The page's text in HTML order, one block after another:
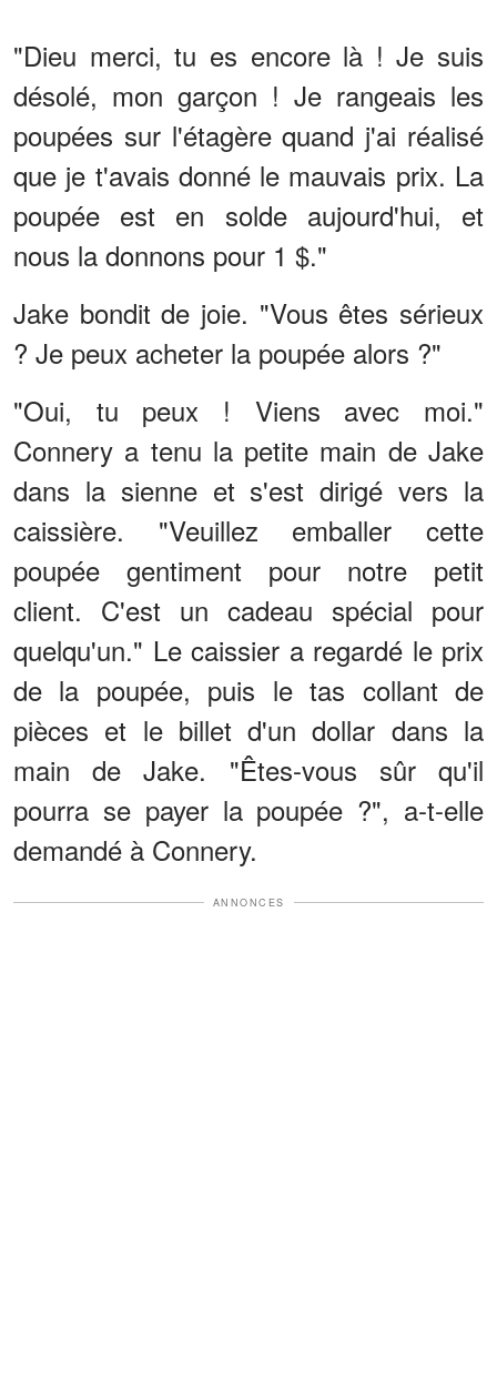
"Dieu merci, tu es encore là ! Je suis
désolé, mon garçon ! Je rangeais les
poupées sur l'étagère quand j'ai réalisé
que je t'avais donné le mauvais prix. La
poupée est en solde aujourd'hui, et
nous la donnons pour 1 $."
Jake bondit de joie. "Vous êtes sérieux
? Je peux acheter la poupée alors ?"
"Oui, tu peux ! Viens avec moi."
Connery a tenu la petite main de Jake
dans la sienne et s'est dirigé vers la
caissière. "Veuillez emballer cette
poupée gentiment pour notre petit
client. C'est un cadeau spécial pour
quelqu'un." Le caissier a regardé le prix
de la poupée, puis le tas collant de
pièces et le billet d'un dollar dans la
main de Jake. "Êtes-vous sûr qu'il
pourra se payer la poupée ?", a-t-elle
demandé à Connery.
ANNONCES